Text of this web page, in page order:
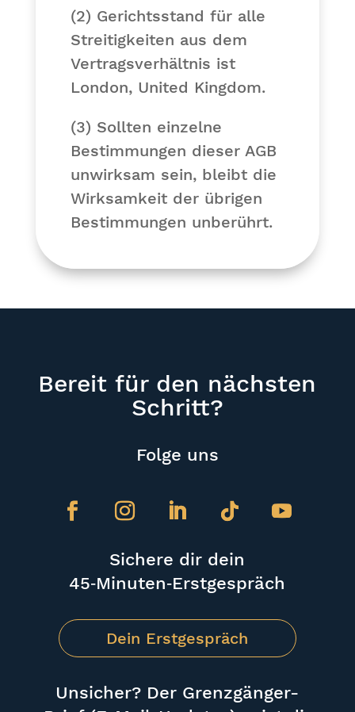
(2) Gerichtsstand für alle
Streitigkeiten aus dem
Vertragsverhältnis ist
London, United Kingdom.
(3) Sollten einzelne
Bestimmungen dieser AGB
unwirksam sein, bleibt die
Wirksamkeit der übrigen
Bestimmungen unberührt.
Bereit für den nächsten
Schritt?
Folge uns
Sichere dir dein
45‑Minuten‑Erstgespräch
Dein Erstgespräch
Unsicher? Der Grenzgänger-